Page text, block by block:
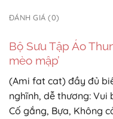
ĐÁNH GIÁ (0)
Bộ Sưu Tập Áo
mèo mập’
(Ami fat cat) đầy đủ
nghĩnh, dễ thương: Vui
Cố gắng, Bựa, Không